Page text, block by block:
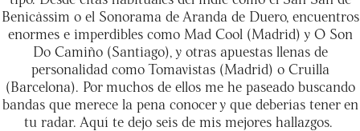
Benicàssim o el Sonorama de Aranda de Duero, encuentros
enormes e imperdibles como Mad Cool (Madrid) y O Son
Do Camiño (Santiago), y otras apuestas llenas de
personalidad como Tomavistas (Madrid) o Cruilla
(Barcelona). Por muchos de ellos me he paseado buscando
bandas que merece la pena conocer y que deberías tener en
tu radar. Aquí te dejo seis de mis mejores hallazgos.